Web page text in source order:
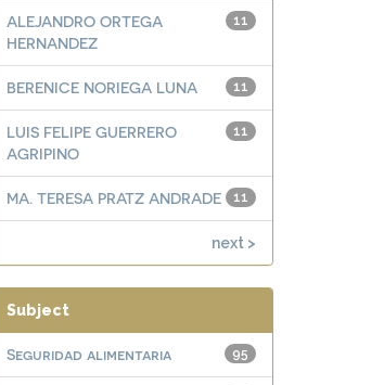
11
ALEJANDRO ORTEGA
HERNANDEZ
11
BERENICE NORIEGA LUNA
11
LUIS FELIPE GUERRERO
AGRIPINO
11
MA. TERESA PRATZ ANDRADE
next >
Subject
95
Seguridad alimentaria